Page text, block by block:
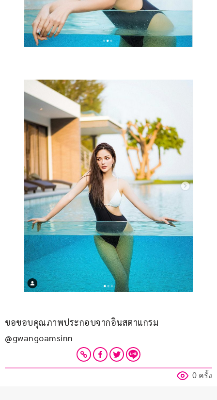
ขอขอบคุณภาพประกอบจากอินสตาแกรม
@gwangoamsinn
0 ครั้ง